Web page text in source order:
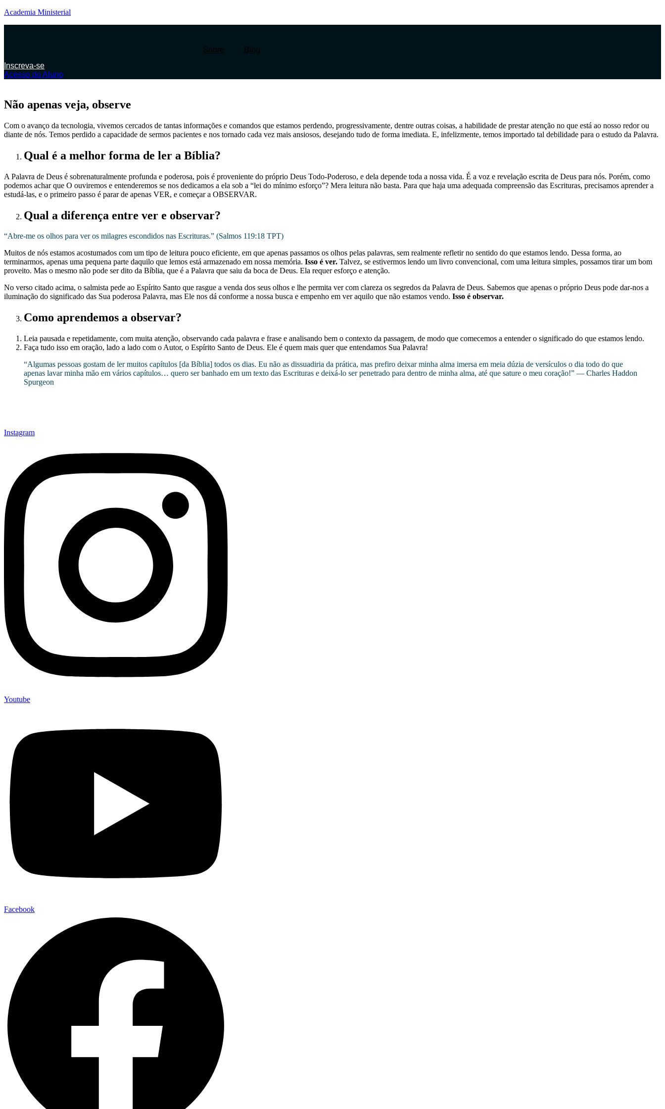
Academia Ministerial
Sobre
Blog
Inscreva-se
Acesso do Aluno
Não apenas veja, observe
Com o avanço da tecnologia, vivemos cercados de tantas informações e comandos que estamos perdendo, progressivamente, dentre outras coisas, a habilidade de prestar atenção no que está ao nosso redor ou
diante de nós. Temos perdido a capacidade de sermos pacientes e nos tornado cada vez mais ansiosos, desejando tudo de forma imediata. E, infelizmente, temos importado tal debilidade para o estudo da Palavra.
Qual é a melhor forma de ler a Bíblia?
A Palavra de Deus é sobrenaturalmente profunda e poderosa, pois é proveniente do próprio Deus Todo-Poderoso, e dela depende toda a nossa vida. É a voz e revelação escrita de Deus para nós. Porém, como
podemos achar que O ouviremos e entenderemos se nos dedicamos a ela sob a “lei do mínimo esforço”? Mera leitura não basta. Para que haja uma adequada compreensão das Escrituras, precisamos aprender a
estudá-las, e o primeiro passo é parar de apenas VER, e começar a OBSERVAR.
Qual a diferença entre ver e observar?
“Abre-me os olhos para ver os milagres escondidos nas Escrituras.” (Salmos 119:18 TPT)
Muitos de nós estamos acostumados com um tipo de leitura pouco eficiente, em que apenas passamos os olhos pelas palavras, sem realmente refletir no sentido do que estamos lendo. Dessa forma, ao
terminarmos, apenas uma pequena parte daquilo que lemos está armazenado em nossa memória. Isso é ver. Talvez, se estivermos lendo um livro convencional, com uma leitura simples, possamos tirar um bom
proveito. Mas o mesmo não pode ser dito da Bíblia, que é a Palavra que saiu da boca de Deus. Ela requer esforço e atenção.
No verso citado acima, o salmista pede ao Espírito Santo que rasgue a venda dos seus olhos e lhe permita ver com clareza os segredos da Palavra de Deus. Sabemos que apenas o próprio Deus pode dar-nos a
iluminação do significado das Sua poderosa Palavra, mas Ele nos dá conforme a nossa busca e empenho em ver aquilo que não estamos vendo. Isso é observar.
Como aprendemos a observar?
Leia pausada e repetidamente, com muita atenção, observando cada palavra e frase e analisando bem o contexto da passagem, de modo que comecemos a entender o significado do que estamos lendo.
Faça tudo isso em oração, lado a lado com o Autor, o Espírito Santo de Deus. Ele é quem mais quer que entendamos Sua Palavra!
“Algumas pessoas gostam de ler muitos capítulos [da Bíblia] todos os dias. Eu não as dissuadiria da prática, mas prefiro deixar minha alma imersa em meia dúzia de versículos o dia todo do que
apenas lavar minha mão em vários capítulos… quero ser banhado em um texto das Escrituras e deixá-lo ser penetrado para dentro de minha alma, até que sature o meu coração!” — Charles Haddon
Spurgeon
Instagram
Youtube
Facebook